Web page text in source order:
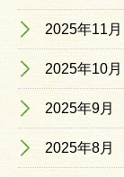
2025年11月
2025年10月
2025年9月
2025年8月